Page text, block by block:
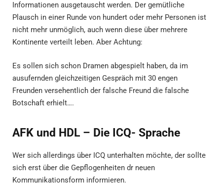
Informationen ausgetauscht werden. Der gemütliche
Plausch in einer Runde von hundert oder mehr Personen ist
nicht mehr unmöglich, auch wenn diese über mehrere
Kontinente verteilt leben. Aber Achtung:
Es sollen sich schon Dramen abgespielt haben, da im
ausufernden gleichzeitigen Gespräch mit 30 engen
Freunden versehentlich der falsche Freund die falsche
Botschaft erhielt….
AFK und HDL – Die ICQ- Sprache
Wer sich allerdings über ICQ unterhalten möchte, der sollte
sich erst über die Gepflogenheiten dr neuen
Kommunikationsform informieren.